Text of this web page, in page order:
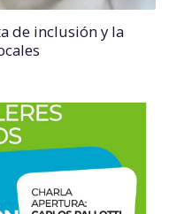
de inclusión y la